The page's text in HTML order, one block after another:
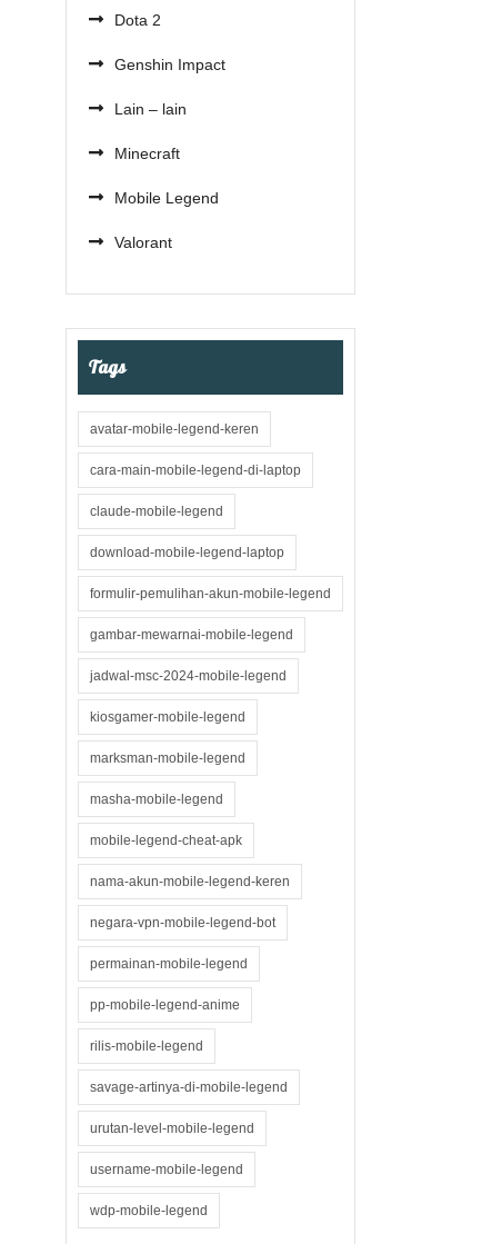
Dota 2
Genshin Impact
Lain – lain
Minecraft
Mobile Legend
Valorant
Tags
avatar-mobile-legend-keren
cara-main-mobile-legend-di-laptop
claude-mobile-legend
download-mobile-legend-laptop
formulir-pemulihan-akun-mobile-legend
gambar-mewarnai-mobile-legend
jadwal-msc-2024-mobile-legend
kiosgamer-mobile-legend
marksman-mobile-legend
masha-mobile-legend
mobile-legend-cheat-apk
nama-akun-mobile-legend-keren
negara-vpn-mobile-legend-bot
permainan-mobile-legend
pp-mobile-legend-anime
rilis-mobile-legend
savage-artinya-di-mobile-legend
urutan-level-mobile-legend
username-mobile-legend
wdp-mobile-legend